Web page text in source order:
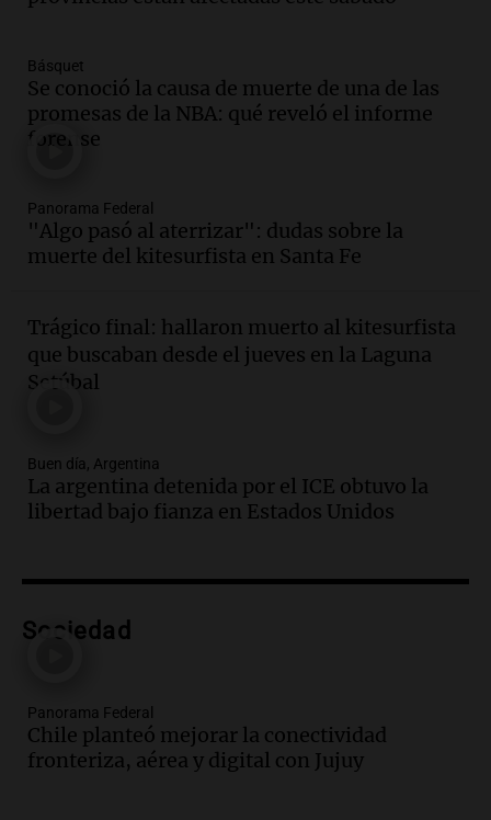
Audio. La justicia niega pedido de
Facundo Moyano para levantar
perimetral sobre Candela Arizaga
Panorama Federal
Audio.La inflación en Buenos Aires se
acelera al 2,9% en julio y anticipa datos
oficiales
Audio.San Miguel de Tucumán: 433
luminarias públicas destruidas en 14
meses por vandalismo y robos
Audio.San Miguel de Tucumán:
vandalismo destruye 433 luminarias
públicas en 14 meses y afecta la
Episodios
mercadería extranjera en control
Audio.Mujer de 92 años fallece
mientras esperaba cobrar su jubilación
Básquet
Se conoció la causa de muerte de una de las
promesas de la NBA: qué reveló el informe
forense
Panorama Federal
"Algo pasó al aterrizar": dudas sobre la
muerte del kitesurfista en Santa Fe
Trágico final: hallaron muerto al kitesurfista
que buscaban desde el jueves en la Laguna
Setúbal
Buen día, Argentina
La argentina detenida por el ICE obtuvo la
libertad bajo fianza en Estados Unidos
Sociedad
Panorama Federal
Chile planteó mejorar la conectividad
fronteriza, aérea y digital con Jujuy